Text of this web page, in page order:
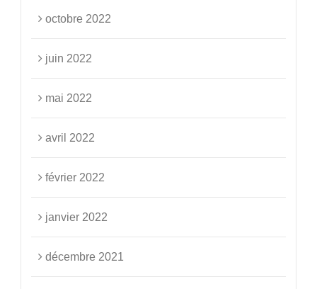
octobre 2022
juin 2022
mai 2022
avril 2022
février 2022
janvier 2022
décembre 2021